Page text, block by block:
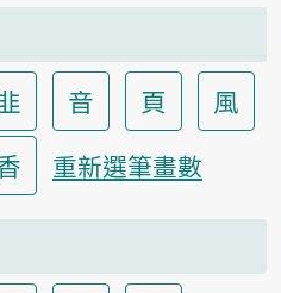
音 頁
風
重新選筆畫數